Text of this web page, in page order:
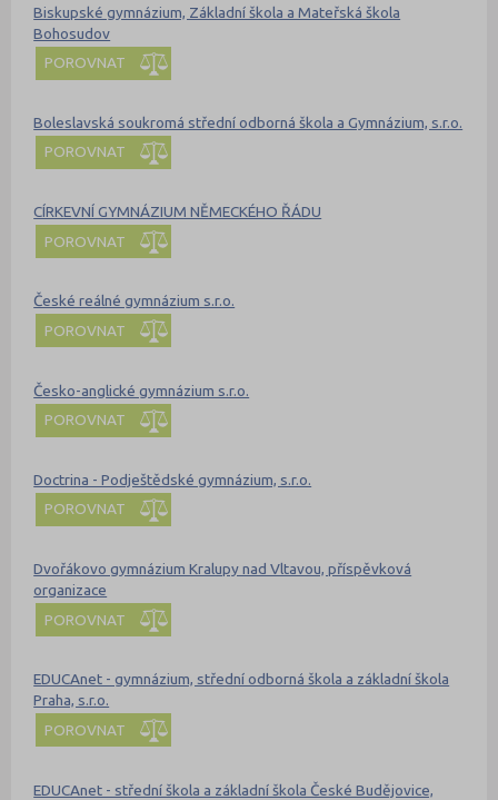
Biskupské gymnázium, Základní škola a Mateřská škola
Bohosudov
POROVNAT
Boleslavská soukromá střední odborná škola a Gymnázium, s.r.o.
POROVNAT
CÍRKEVNÍ GYMNÁZIUM NĚMECKÉHO ŘÁDU
POROVNAT
České reálné gymnázium s.r.o.
POROVNAT
Česko-anglické gymnázium s.r.o.
POROVNAT
Doctrina - Podještědské gymnázium, s.r.o.
POROVNAT
Dvořákovo gymnázium Kralupy nad Vltavou, příspěvková
organizace
POROVNAT
EDUCAnet - gymnázium, střední odborná škola a základní škola
Praha, s.r.o.
POROVNAT
EDUCAnet - střední škola a základní škola České Budějovice,